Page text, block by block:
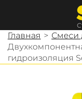
Главная > Смеси
гидроизоляция